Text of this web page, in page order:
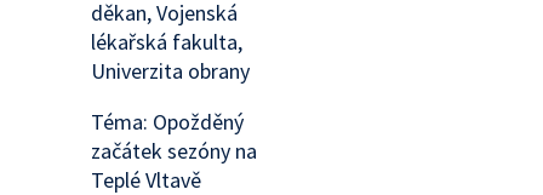
děkan, Vojenská
lékařská fakulta,
Univerzita obrany
Téma: Opožděný
začátek sezóny na
Teplé Vltavě